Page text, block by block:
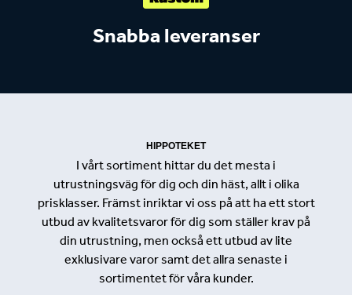
Snabba leveranser
HIPPOTEKET
I vårt sortiment hittar du det mesta i
utrustningsväg för dig och din häst, allt i olika
prisklasser. Främst inriktar vi oss på att ha ett stort
utbud av kvalitetsvaror för dig som ställer krav på
din utrustning, men också ett utbud av lite
exklusivare varor samt det allra senaste i
sortimentet för våra kunder.